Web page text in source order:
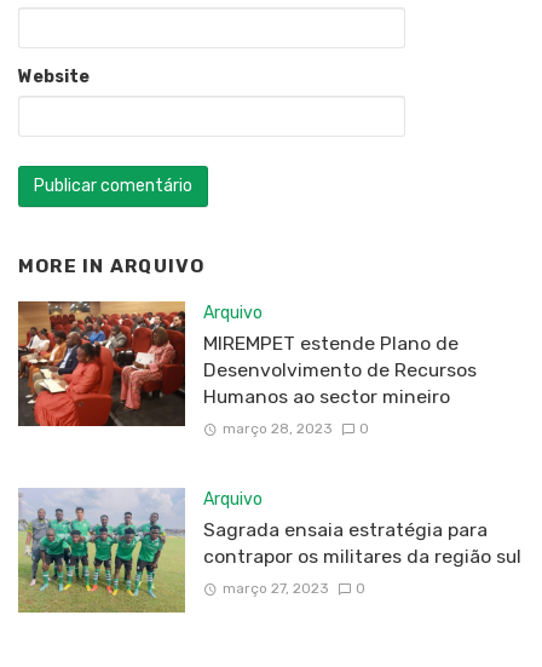
Website
MORE IN ARQUIVO
Arquivo
MIREMPET estende Plano de
Desenvolvimento de Recursos
Humanos ao sector mineiro
março 28, 2023 0
Arquivo
Sagrada ensaia estratégia para
contrapor os militares da região sul
março 27, 2023 0